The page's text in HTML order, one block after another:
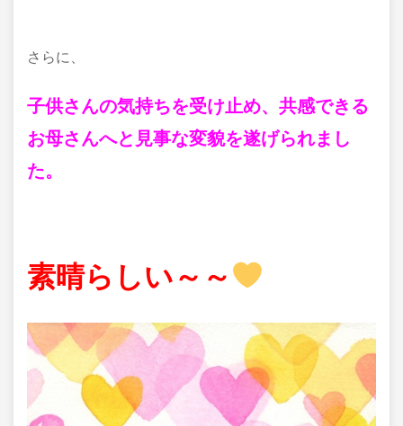
さらに、
子供さんの気持ちを受け止め、共感できる
お母さんへと見事な変貌を遂げられまし
た。
素晴らしい～～